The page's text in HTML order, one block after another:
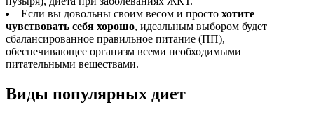
Если вы довольны своим весом и просто хотите
чувствовать себя хорошо, идеальным выбором будет
сбалансированное правильное питание (ПП),
обеспечивающее организм всеми необходимыми
питательными веществами.
Виды популярных диет